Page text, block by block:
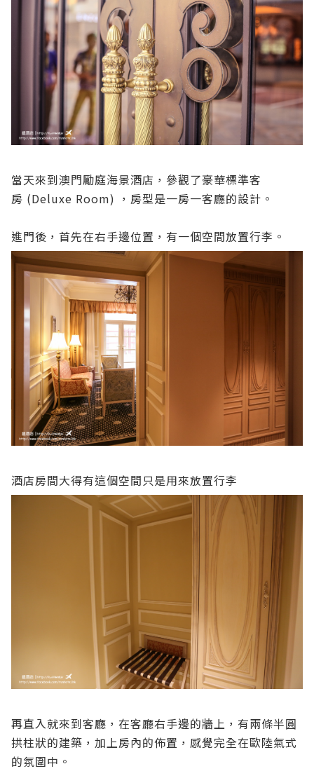
當天來到澳門勵庭海景酒店，參觀了豪華標準客
房 (Deluxe Room) ，房型是一房一客廳的設計。
進門後，首先在右手邊位置，有一個空間放置行李。
酒店房間大得有這個空間只是用來放置行李
再直入就來到客廳，在客廳右手邊的牆上，有兩條半圓
拱柱狀的建築，加上房內的佈置，感覺完全在歐陸氣式
的氛圍中。